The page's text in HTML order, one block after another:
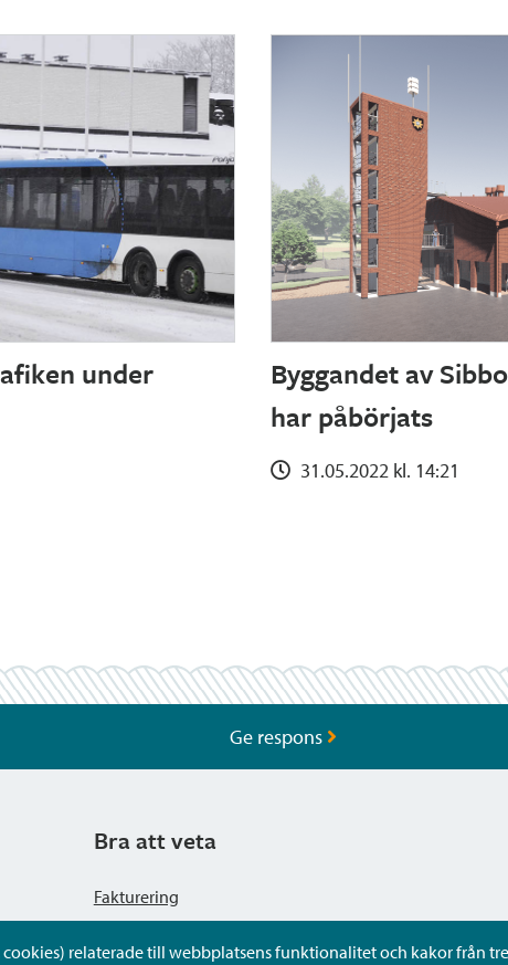
under
Byggandet av
har påbörjats
31.05.2022 kl. 14:21
relaterade till webbplatsens funktionalitet och kakor från
Ge respons
Bra att veta
Fakturering
Dataskyddsbeskrivning